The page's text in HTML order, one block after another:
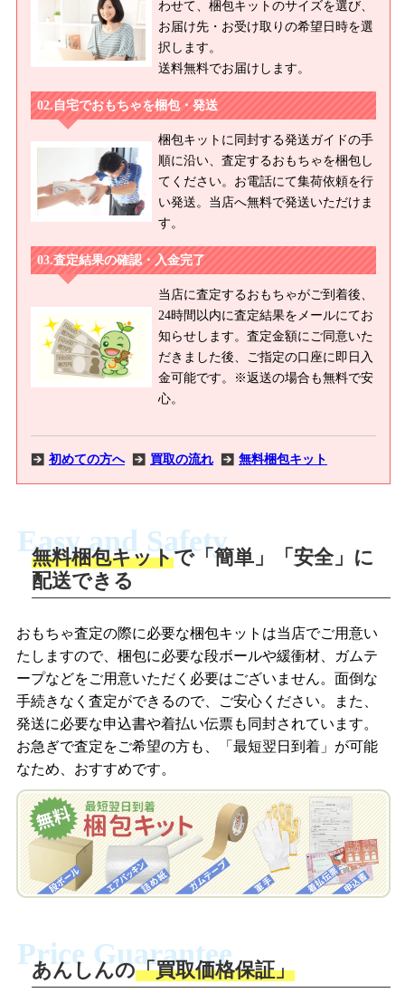
わせて、梱包キットのサイズを選び、
お届け先・お受け取りの希望日時を選
択します。
送料無料でお届けします。
自宅でおもちゃを梱包・発送
梱包キットに同封する発送ガイドの手
順に沿い、査定するおもちゃを梱包し
てください。お電話にて集荷依頼を行
い発送。当店へ無料で発送いただけま
す。
査定結果の確認・入金完了
当店に査定するおもちゃがご到着後、
24時間以内に査定結果をメールにてお
知らせします。査定金額にご同意いた
だきました後、ご指定の口座に即日入
金可能です。※返送の場合も無料で安
心。
初めての方へ 買取の流れ 無料梱包キット
商品撮影
商品を撮影して、査定フォームから画像
を送信します。
梱包キットをメールで申し込み
査定結果をメールで確認し、梱包キット
を申し込みます。梱包キットは送料無料
でお届けします。
自宅でおもちゃを発送・梱包
梱包キットに同封する発送ガイドの手順
送。当店へ無料で発送いただけます。
入金完了
LINEの友だち追加・査定画像を送信
「ジョニージョイLINE査定」を友だちに
追加し、スマートフォンなどのカメラで
撮影したおもちゃの写真をトーク中に送
梱包キットをLINEで申し込み
査定結果をLINEで確認し、梱包キットを
申し込みます。梱包キットは送料無料で
お届けします。
自宅でおもちゃを発送・梱包
ださい。お電話にて集荷依頼を行い発
送。当店へ無料で発送いただけます。
Easy and Safety
無料梱包キットで「簡単」「安全」に
配送できる
おもちゃ査定の際に必要な梱包キットは当店でご用意い
たしますので、梱包に必要な段ボールや緩衝材、ガムテ
ープなどをご用意いただく必要はございません。面倒な
手続きなく査定ができるので、ご安心ください。また、
発送に必要な申込書や着払い伝票も同封されています。
お急ぎで査定をご希望の方も、「最短翌日到着」が可能
なため、おすすめです。
Price Guarantee
あんしんの「買取価格保証」